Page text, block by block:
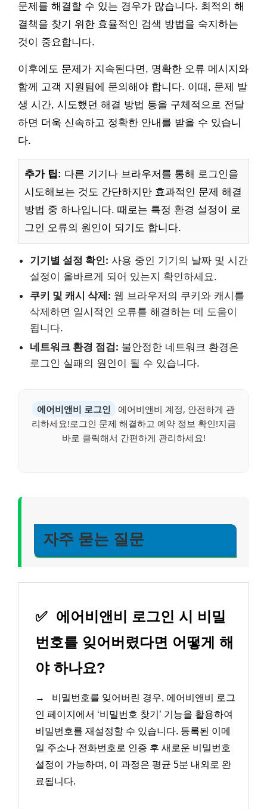
문제를 해결할 수 있는 경우가 많습니다. 최적의 해
결책을 찾기 위한 효율적인 검색 방법을 숙지하는
것이 중요합니다.
이후에도 문제가 지속된다면, 명확한 오류 메시지와
함께 고객 지원팀에 문의해야 합니다. 이때, 문제 발
생 시간, 시도했던 해결 방법 등을 구체적으로 전달
하면 더욱 신속하고 정확한 안내를 받을 수 있습니
다.
추가 팁: 다른 기기나 브라우저를 통해 로그인을
시도해보는 것도 간단하지만 효과적인 문제 해결
방법 중 하나입니다. 때로는 특정 환경 설정이 로
그인 오류의 원인이 되기도 합니다.
기기별 설정 확인: 사용 중인 기기의 날짜 및 시간
설정이 올바르게 되어 있는지 확인하세요.
쿠키 및 캐시 삭제: 웹 브라우저의 쿠키와 캐시를
삭제하면 일시적인 오류를 해결하는 데 도움이
됩니다.
네트워크 환경 점검: 불안정한 네트워크 환경은
로그인 실패의 원인이 될 수 있습니다.
에어비앤비 로그인
에어비앤비 계정, 안전하게 관
리하세요!로그인 문제 해결하고 예약 정보 확인!지금
바로 클릭해서 간편하게 관리하세요!
자주 묻는 질문
✅ 에어비앤비 로그인 시 비밀
번호를 잊어버렸다면 어떻게 해
야 하나요?
→
비밀번호를 잊어버린 경우, 에어비앤비 로그
인 페이지에서 ‘비밀번호 찾기’ 기능을 활용하여
비밀번호를 재설정할 수 있습니다. 등록된 이메
일 주소나 전화번호로 인증 후 새로운 비밀번호
설정이 가능하며, 이 과정은 평균 5분 내외로 완
료됩니다.